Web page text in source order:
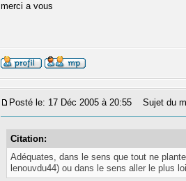
merci a vous
Posté le: 17 Déc 2005 à 20:55 Sujet du
Citation:
Adéquates, dans le sens que tout ne
lenouvdu44) ou dans le sens aller le plus